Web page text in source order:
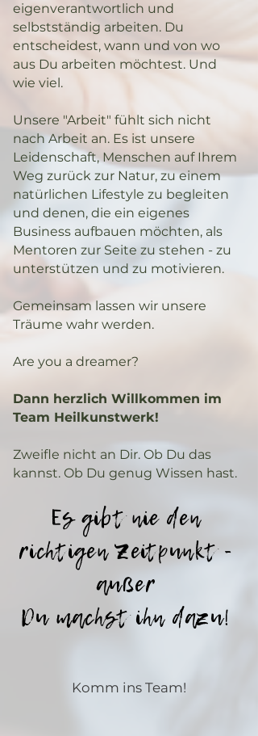
eigenverantwortlich und
selbstständig arbeiten. Du
entscheidest, wann und von wo
aus Du arbeiten möchtest. Und
wie viel.
Unsere "Arbeit" fühlt sich nicht
nach Arbeit an. Es ist unsere
Leidenschaft, Menschen auf Ihrem
Weg zurück zur Natur, zu einem
natürlichen Lifestyle zu begleiten
und denen, die ein eigenes
Business aufbauen möchten, als
Mentoren zur Seite zu stehen - zu
unterstützen und zu motivieren.
Gemeinsam lassen wir unsere
Träume wahr werden.
Are you a dreamer?
Dann herzlich Willkommen im
Team Heilkunstwerk!
Zweifle nicht an Dir. Ob Du das
kannst. Ob Du genug Wissen hast.
Es gibt nie den
richtigen Zeitpunkt -
außer
Du machst ihn dazu!
Komm ins Team!